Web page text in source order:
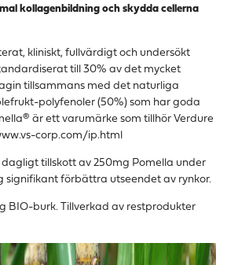
kollagenbildning och skydda cellerna
kliniskt, fullvärdigt och undersökt
till 30% av det mycket
tillsammans med det naturliga
polyfenoler (50%) som har goda
är ett varumärke som tillhör Verdure
corp.com/ip.html
tillskott av 250mg Pomella under
signifikant förbättra utseendet av rynkor.
BIO-burk. Tillverkad av restprodukter